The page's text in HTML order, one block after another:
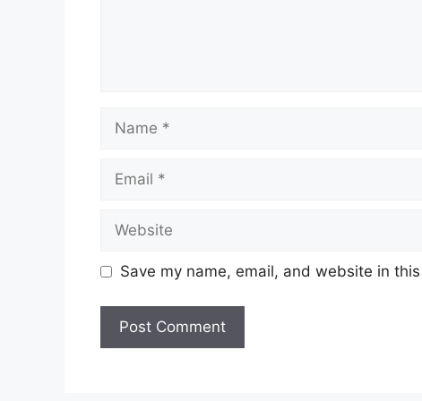
Name
Email
Website
Save my name, email, and website in